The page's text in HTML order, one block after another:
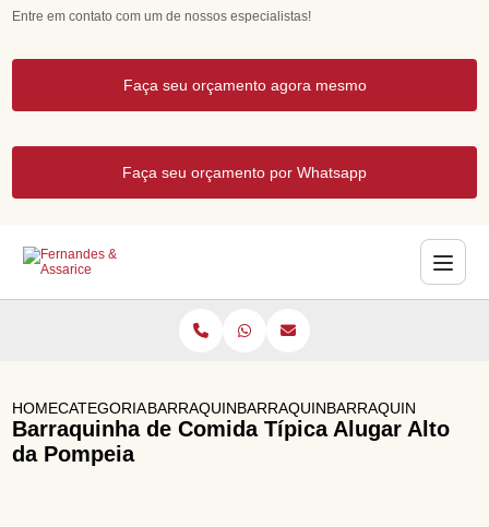
Entre em contato com um de nossos especialistas!
Faça seu orçamento agora mesmo
Faça seu orçamento por Whatsapp
HOMECATEGORIASBARRAQUINHAS PARA EVENTOS
BARRAQUINHA PARA EVENTOS
BARRAQUINHA DE
Barraquinha de Comida Típica Alugar Alto
da Pompeia